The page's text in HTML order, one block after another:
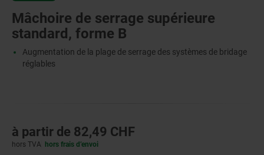
Mâchoire de serrage supérieure
standard, forme B
Augmentation de la plage de serrage des systèmes de bridage
réglables
à partir de 82,49 CHF
hors TVA hors frais d’envoi